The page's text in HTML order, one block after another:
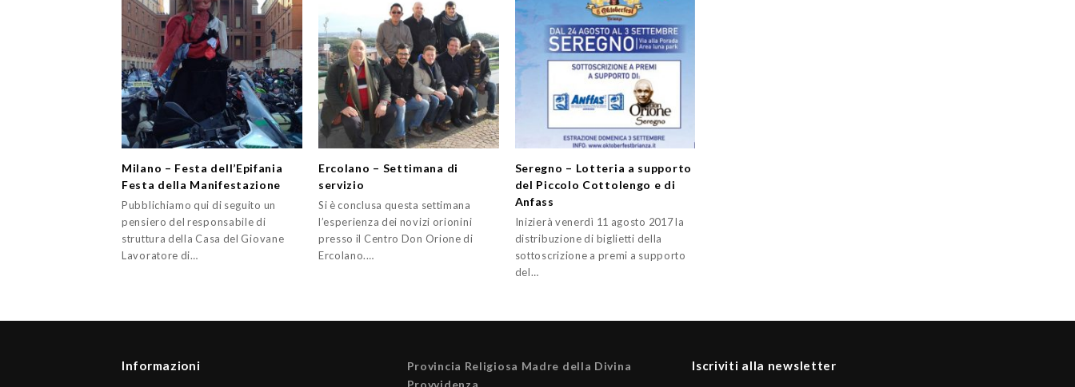
Milano – Festa dell’Epifania
Festa della Manifestazione
Pubblichiamo qui di seguito un
pensiero del responsabile di
struttura della Casa del Giovane
Lavoratore di…
Ercolano – Settimana di
servizio
Si è conclusa questa settimana
l’esperienza dei novizi orionini
presso il Centro Don Orione di
Ercolano.…
Seregno – Lotteria a supporto
del Piccolo Cottolengo e di
Anfass
Inizierà venerdì 11 agosto 2017 la
distribuzione di biglietti della
sottoscrizione a premi a supporto
del…
Informazioni
Provincia Religiosa Madre della Divina
Provvidenza
Iscriviti alla newsletter